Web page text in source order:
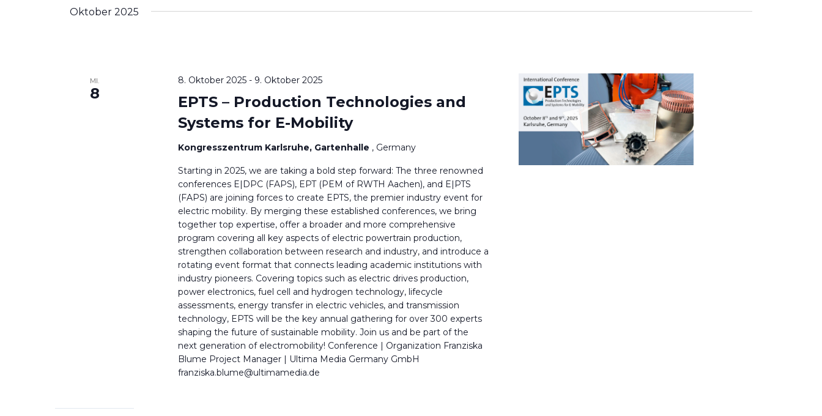
Schlüsselwort.
Oktober 2025
MI.
8
EPTS – Production Technologies and
Systems for E-Mobility
8. Oktober 2025 - 9. Oktober 2025
Kongresszentrum Karlsruhe, Gartenhalle , Germany
Starting in 2025, we are taking a bold step forward: The three renowned
conferences E|DPC (FAPS), EPT (PEM of RWTH Aachen), and E|PTS
(FAPS) are joining forces to create EPTS, the premier industry event for
electric mobility. By merging these established conferences, we bring
together top expertise, offer a broader and more comprehensive
program covering all key aspects of electric powertrain production,
strengthen collaboration between research and industry, and introduce a
rotating event format that connects leading academic institutions with
industry pioneers. Covering topics such as electric drives production,
power electronics, fuel cell and hydrogen technology, lifecycle
assessments, energy transfer in electric vehicles, and transmission
technology, EPTS will be the key annual gathering for over 300 experts
shaping the future of sustainable mobility. Join us and be part of the
next generation of electromobility! Conference | Organization Franziska
Blume Project Manager | Ultima Media Germany GmbH
franziska.blume@ultimamedia.de